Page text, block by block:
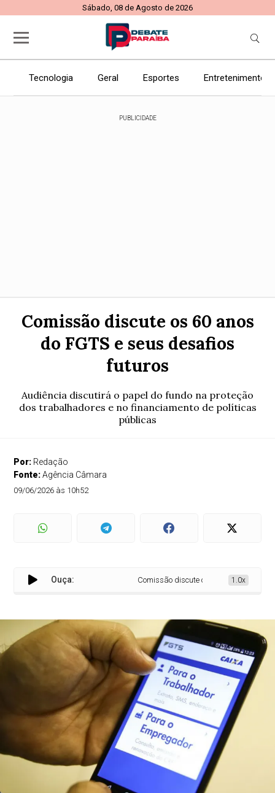
Sábado, 08 de Agosto de 2026
Tecnologia Geral Esportes Entretenimento
PUBLICIDADE
Comissão discute os 60 anos
do FGTS e seus desafios
futuros
Audiência discutirá o papel do fundo na proteção
dos trabalhadores e no financiamento de políticas
públicas
Por: Redação
Fonte:Agência Câmara
09/06/2026 às 10h52
Ouça: Comissão discute os 60 anos do FGTS
1.0x